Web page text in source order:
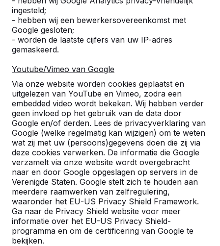
ingesteld;
- hebben wij een bewerkersovereenkomst met
Google gesloten;
- worden de laatste cijfers van uw IP-adres
gemaskeerd.
Youtube/Vimeo van Google
Via onze website worden cookies geplaatst en
uitgelezen van YouTube en Vimeo, zodra een
embedded video wordt bekeken. Wij hebben verder
geen invloed op het gebruik van de data door
Google en/of derden. Lees de privacyverklaring van
Google (welke regelmatig kan wijzigen) om te weten
wat zij met uw (persoons)gegevens doen die zij via
deze cookies verwerken. De informatie die Google
verzamelt via onze website wordt overgebracht
naar en door Google opgeslagen op servers in de
Verenigde Staten. Google stelt zich te houden aan
meerdere raamwerken van zelfregulering,
waaronder het EU-US Privacy Shield Framework.
Ga naar de Privacy Shield website voor meer
informatie over het EU-US Privacy Shield-
programma en om de certificering van Google te
bekijken.
Product is prachtig afgewerkt en prima voor
elkaar.
Ik blijf bij de tip: Meer kleuren in de beton.
J.Hellwig
10
Offerte, bestelling, afhandeling, zeer soepel
en erg klantvriendelijk. aflevering ontspannen,
professioneel!! Dikke tienen voor het geheel!
Oh ja....: En wat een mooi product is het! Tip:
Zoek naar nog meer kleuren in de beton.
J.Hellwig
06-04-2018
9
Tot nu toe goed, tuin moet nog opgeleverd
worden dan komt de tafel zeker nog meer tot
zijn recht.
K.W.Verbeek Verbeek
Hoveniers
10-03-
2018
Referenties
U vindt onze producten in heel Europa en
zelfs daarbuiten. Bekijk hier waar bij u in de
buurt al een HeBlad product staat.